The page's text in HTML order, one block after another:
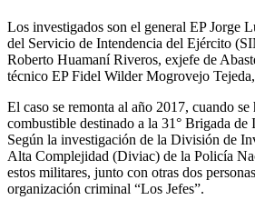
Los investigados son el general EP Jorge
del Servicio de Intendencia del Ejército
Roberto Huamaní Riveros, exjefe de
técnico EP Fidel Wilder Mogrovejo
El caso se remonta al año 2017, cuando se
combustible destinado a la 31° Brigada de
Según la investigación de la División de
Alta Complejidad (Diviac) de la Policía
estos militares, junto con otras dos
organización criminal “Los Jefes”.